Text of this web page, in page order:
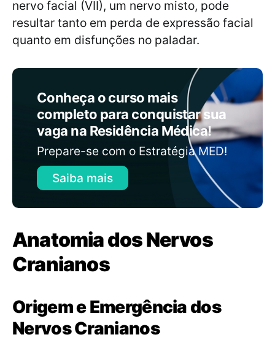
nervo facial (VII), um nervo misto, pode
resultar tanto em perda de expressão facial
quanto em disfunções no paladar.
Conheça o curso mais
completo para conquistar sua
vaga na Residência Médica!
Prepare-se com o Estratégia MED!
Saiba mais
Anatomia dos Nervos
Cranianos
Origem e Emergência dos
Nervos Cranianos